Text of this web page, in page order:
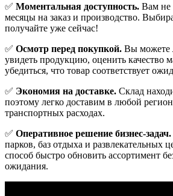
✅ Моментальная доступность. Вам не
месяцы на заказ и производство.
получайте уже сейчас!
✅ Осмотр перед покупкой. Вы можете
увидеть продукцию, оценить качество
убедиться, что товар соответствует
✅ Экономия на доставке. Склад
поэтому легко доставим в любой
транспортных расходах.
✅ Оперативное решение бизнес-задач.
парков, баз отдыха и развлекательных
способ быстро обновить ассортимент
ожидания.